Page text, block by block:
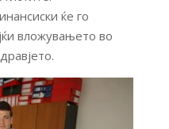
ќе го
вложувањето во